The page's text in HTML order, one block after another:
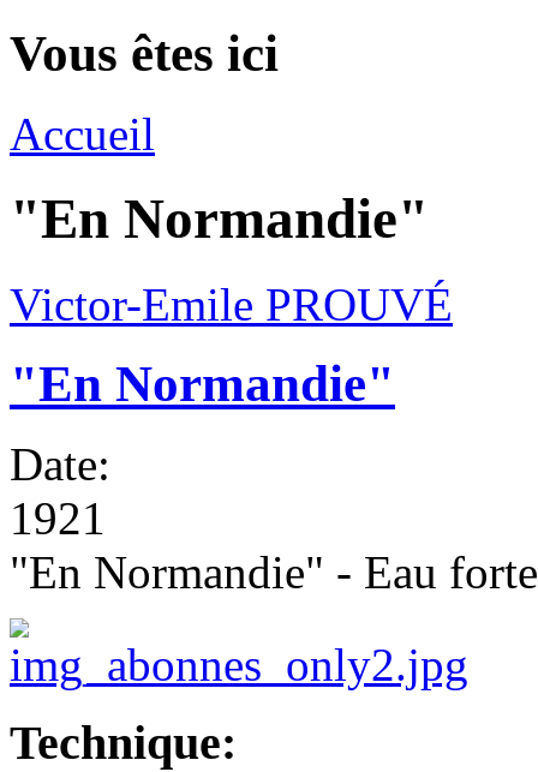
Vous êtes ici
Accueil
"En Normandie"
Victor-Emile PROUVÉ
"En Normandie"
Date:
1921
"En Normandie" - Eau
Technique: